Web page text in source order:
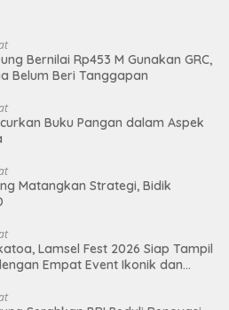
Bernilai Rp453 M Gunakan GRC,
Belum Beri Tanggapan
Buku Pangan dalam Aspek
Matangkan Strategi, Bidik
Lamsel Fest 2026 Siap Tampil
Empat Event Ikonik dan